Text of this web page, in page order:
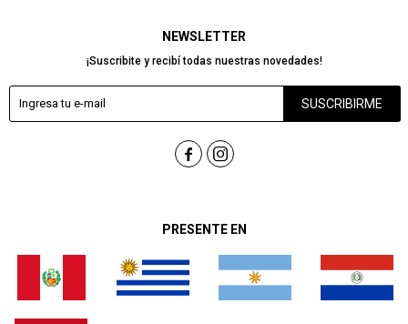
PRESENTE EN
NEWSLETTER
¡Suscribite y recibí todas nuestras novedades!
SUSCRIBIRME
 